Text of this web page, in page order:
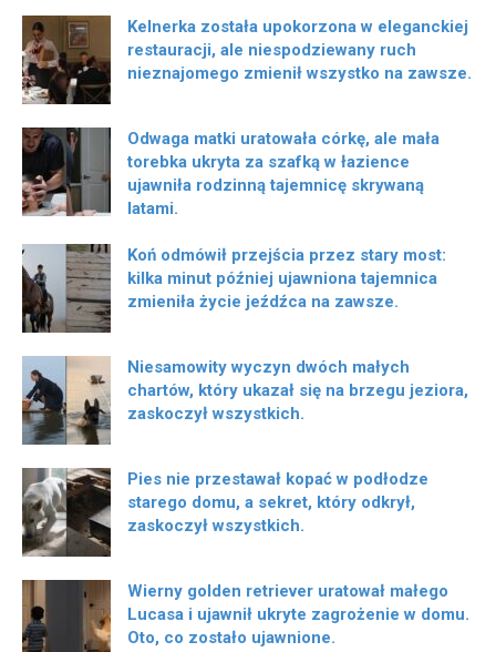
Kelnerka została upokorzona w eleganckiej
restauracji, ale niespodziewany ruch
nieznajomego zmienił wszystko na zawsze.
Odwaga matki uratowała córkę, ale mała
torebka ukryta za szafką w łazience
ujawniła rodzinną tajemnicę skrywaną
latami.
Koń odmówił przejścia przez stary most:
kilka minut później ujawniona tajemnica
zmieniła życie jeźdźca na zawsze.
Niesamowity wyczyn dwóch małych
chartów, który ukazał się na brzegu jeziora,
zaskoczył wszystkich.
Pies nie przestawał kopać w podłodze
starego domu, a sekret, który odkrył,
zaskoczył wszystkich.
Wierny golden retriever uratował małego
Lucasa i ujawnił ukryte zagrożenie w domu.
Oto, co zostało ujawnione.